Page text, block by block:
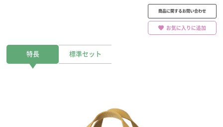
商品に関するお問い合わせ
お気に入りに追加
特長 標準セット